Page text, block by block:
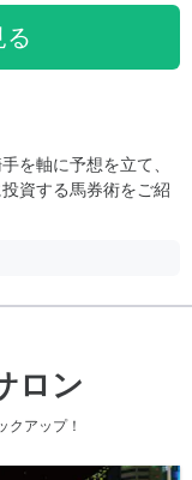
る
を軸に予想を立て、
資する馬券術をご紹
ロン
クアップ！